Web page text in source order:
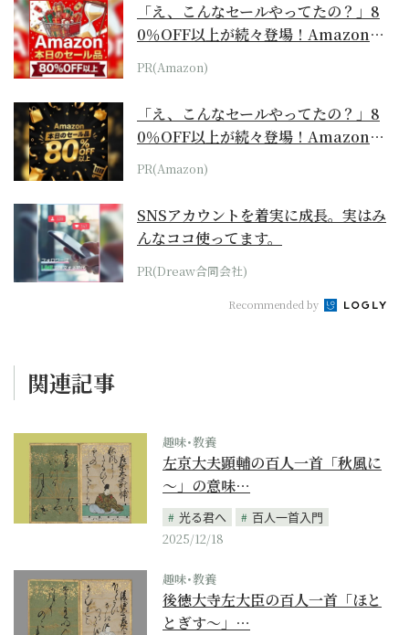
「え、こんなセールやってたの？」8
0％OFF以上が続々登場！Amazonの
本気が...
PR(Amazon)
「え、こんなセールやってたの？」8
0％OFF以上が続々登場！Amazonの
本気が...
PR(Amazon)
SNSアカウントを着実に成長。実はみ
んなココ使ってます。
PR(Dreaw合同会社)
Recommended by
関連記事
趣味･教養
左京大夫顕輔の百人一首「秋風に
～」の意味…
光る君へ
百人一首入門
2025/12/18
趣味･教養
後徳大寺左大臣の百人一首「ほと
とぎす～」…